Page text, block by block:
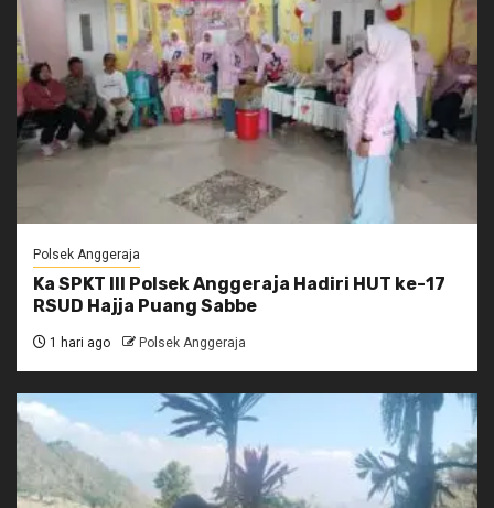
Polsek Anggeraja
Ka SPKT III Polsek Anggeraja Hadiri HUT ke-17
RSUD Hajja Puang Sabbe
1 hari ago Polsek Anggeraja